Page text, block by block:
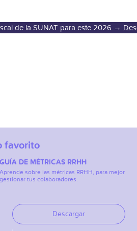
de la SUNAT para este 2026 →
favorito
GUÍA DE MÉTRICAS RRHH
sobre las métricas RRHH, para mejor
gestionar tus colaboradores.
Descargar